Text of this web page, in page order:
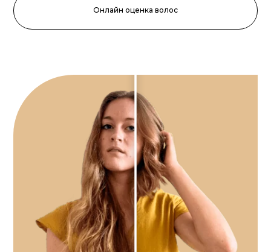
Онлайн оценка волос